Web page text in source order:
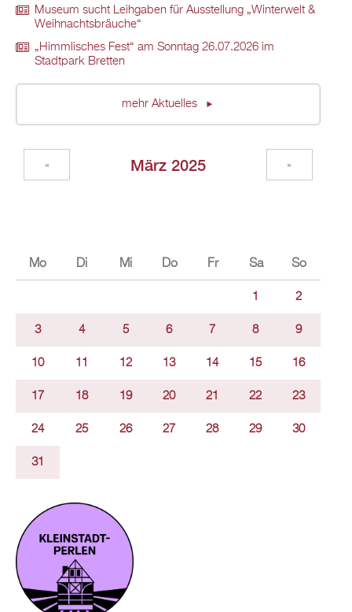
Museum sucht Leihgaben für Ausstellung „Winterwelt &
Weihnachtsbräuche“
„Himmlisches Fest“ am Sonntag 26.07.2026 im
Stadtpark Bretten
mehr Aktuelles
März 2025
« »
Mo Di Mi Do Fr Sa So
1 2
3 4 5 6 7 8 9
10 11 12 13 14 15 16
17 18 19 20 21 22 23
24 25 26 27 28 29 30
31